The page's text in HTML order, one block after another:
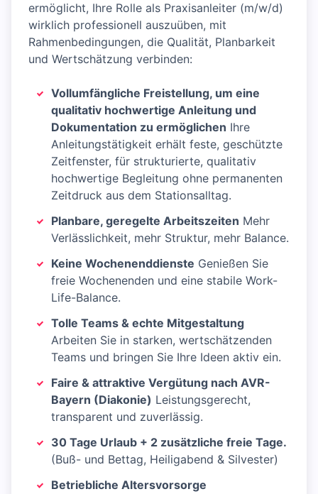
ermöglicht, Ihre Rolle als Praxisanleiter (m/w/d)
wirklich professionell auszuüben, mit
Rahmenbedingungen, die Qualität, Planbarkeit
und Wertschätzung verbinden:
Vollumfängliche Freistellung, um eine
qualitativ hochwertige Anleitung und
Dokumentation zu ermöglichen Ihre
Anleitungstätigkeit erhält feste, geschützte
Zeitfenster, für strukturierte, qualitativ
hochwertige Begleitung ohne permanenten
Zeitdruck aus dem Stationsalltag.
Planbare, geregelte Arbeitszeiten Mehr
Verlässlichkeit, mehr Struktur, mehr Balance.
Keine Wochenenddienste Genießen Sie
freie Wochenenden und eine stabile Work-
Life-Balance.
Tolle Teams & echte Mitgestaltung
Arbeiten Sie in starken, wertschätzenden
Teams und bringen Sie Ihre Ideen aktiv ein.
Faire & attraktive Vergütung nach AVR-
Bayern (Diakonie) Leistungsgerecht,
transparent und zuverlässig.
30 Tage Urlaub + 2 zusätzliche freie Tage.
(Buß- und Bettag, Heiligabend & Silvester)
Betriebliche Altersvorsorge